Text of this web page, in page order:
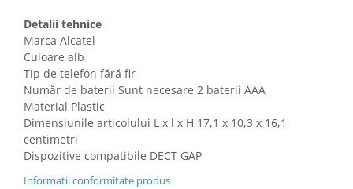
Igiena si ingrijire
Jucarii si Jocuri
Maternitate
Petshop
Accesorii animale de companie
Acvaristica
Castroane si adapatori animale
Igiena animale de companie
Detalii tehnice
Marca Alcatel
Culoare alb
Tip de telefon fără fir
Număr de baterii Sunt necesare 2 baterii AAA
Material Plastic
Dimensiunile articolului L x l x H 17,1 x 10,3 x 16,1
centimetri
Dispozitive compatibile DECT GAP
Informatii conformitate produs